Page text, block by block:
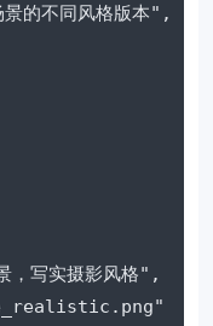
的不同风格版本",
写实摄影风格",